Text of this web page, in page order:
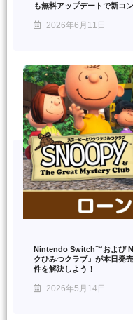
も無料アップデートで新コ
2026年6月11日
Nintendo Switch™および
クひみつクラブ』が本日発
件を解決しよう！
2026年5月14日